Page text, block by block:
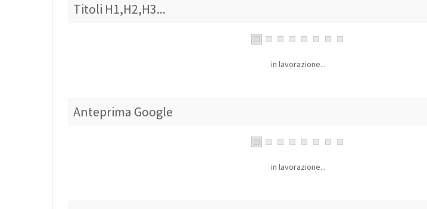
Titoli H1,H2,H3...
in lavorazione...
Anteprima Google
in lavorazione...